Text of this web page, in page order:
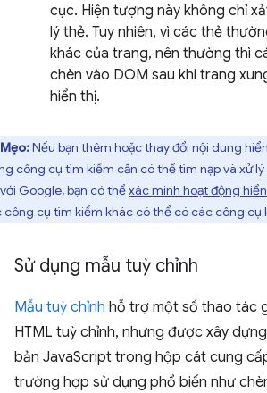
cục. Hiện tượng này không chỉ
lý thẻ. Tuy nhiên, vì các thẻ
khác của trang, nên thường thì
chèn vào DOM sau khi trang
hiển thị.
Mẹo:Nếu bạn thêm hoặc thay đổi nội dung
công cụ tìm kiếm cần có thể tìm nạp và xử
Google, bạn có thểxác minh hoạt động
công cụ tìm kiếm khác có thể có các công cụ
Sử dụng mẫu tuỳ chỉnh
Mẫu tuỳ chỉnh hỗ trợ một số thao tác
HTML tuỳ chỉnh, nhưng được xây
bản JavaScript trong hộp cát cung
trường hợp sử dụng phổ biến như